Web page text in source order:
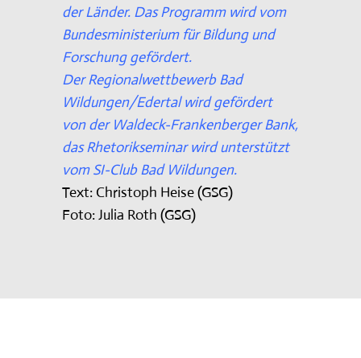
der Länder. Das Programm wird vom
Bundesministerium für Bildung und
Forschung gefördert.
Der Regionalwettbewerb Bad
Wildungen/Edertal wird gefördert
von der Waldeck-Frankenberger Bank,
das Rhetorikseminar wird unterstützt
vom SI-Club Bad Wildungen.
Text: Christoph Heise (GSG)
Foto: Julia Roth (GSG)